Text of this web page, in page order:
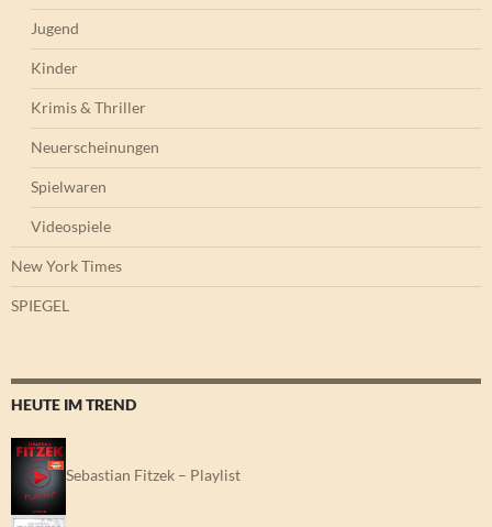
Jugend
Kinder
Krimis & Thriller
Neuerscheinungen
Spielwaren
Videospiele
New York Times
SPIEGEL
HEUTE IM TREND
Sebastian Fitzek – Playlist